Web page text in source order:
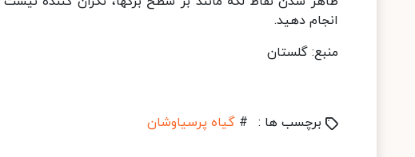
انجام دهید.
منبع: گلستان
برچسب ها : # گیاه پرسیاوشان